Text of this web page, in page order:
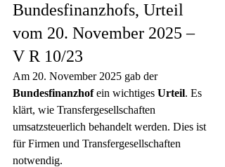
Bundesfinanzhofs, Urteil
vom 20. November 2025 –
V R 10/23
Am 20. November 2025 gab der
Bundesfinanzhof ein wichtiges Urteil. Es
klärt, wie Transfergesellschaften
umsatzsteuerlich behandelt werden. Dies ist
für Firmen und Transfergesellschaften
notwendig.